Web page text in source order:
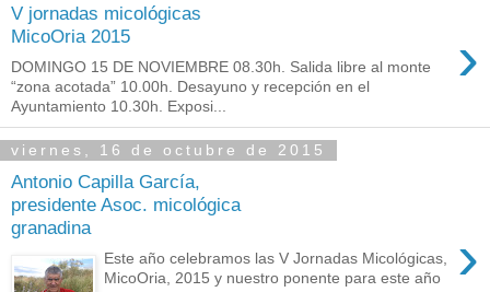
V jornadas micológicas
MicoOria 2015
›
DOMINGO 15 DE NOVIEMBRE 08.30h. Salida libre al monte
“zona acotada” 10.00h. Desayuno y recepción en el
Ayuntamiento 10.30h. Exposi...
viernes, 16 de octubre de 2015
Antonio Capilla García,
presidente Asoc. micológica
granadina
›
Este año celebramos las V Jornadas Micológicas,
MicoOria, 2015 y nuestro ponente para este año